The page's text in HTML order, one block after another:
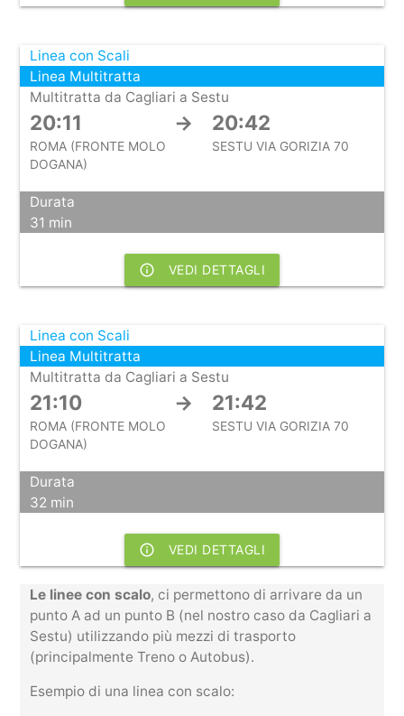
Linea con Scali
Linea Multitratta
Multitratta da Cagliari a Sestu
20:11 → 20:42
ROMA (FRONTE MOLO
DOGANA)
SESTU VIA GORIZIA 70
Durata
31 min
info_outline VEDI DETTAGLI
Linea con Scali
Linea Multitratta
Multitratta da Cagliari a Sestu
21:10 → 21:42
ROMA (FRONTE MOLO
DOGANA)
SESTU VIA GORIZIA 70
Durata
32 min
info_outline VEDI DETTAGLI
Le linee con scalo, ci permettono di arrivare da un
punto A ad un punto B (nel nostro caso da Cagliari a
Sestu) utilizzando più mezzi di trasporto
(principalmente Treno o Autobus).
Esempio di una linea con scalo: